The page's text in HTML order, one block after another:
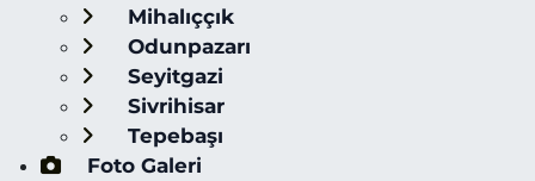
Mihalıççık
Odunpazarı
Seyitgazi
Sivrihisar
Tepebaşı
Foto Galeri